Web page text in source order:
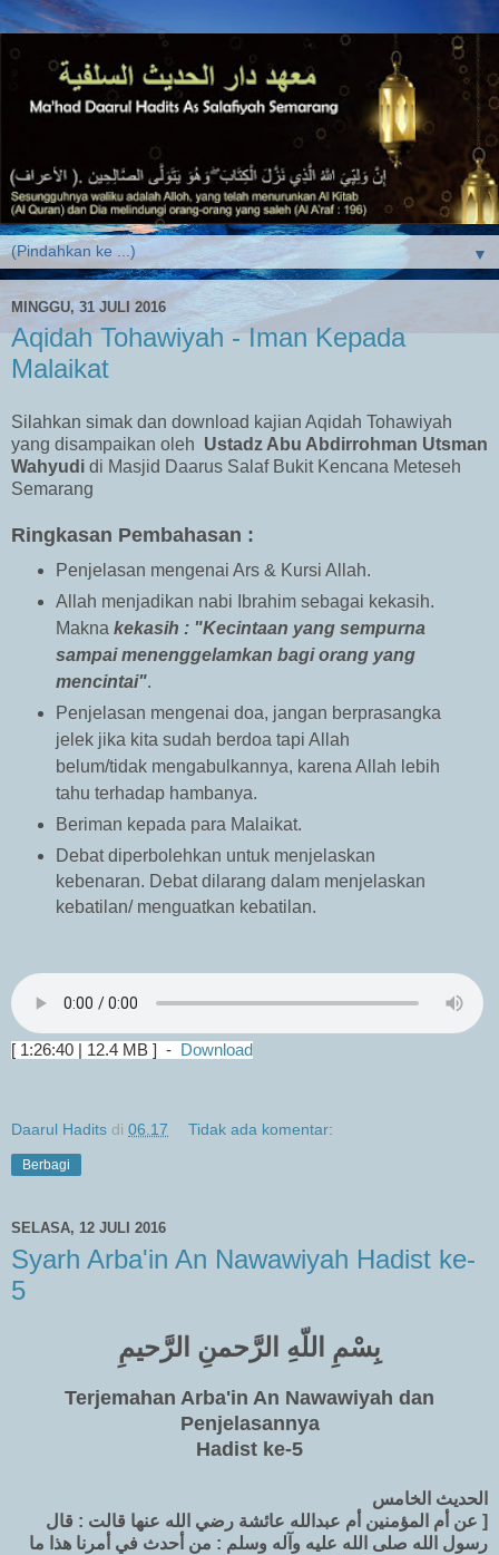
▼
MINGGU, 31 JULI 2016
Aqidah Tohawiyah - Iman Kepada
Malaikat
Silahkan simak dan download kajian Aqidah Tohawiyah
yang disampaikan oleh Ustadz Abu Abdirrohman Utsman
Wahyudi di Masjid Daarus Salaf Bukit Kencana Meteseh
Semarang
Ringkasan Pembahasan :
Penjelasan mengenai Ars & Kursi Allah.
Allah menjadikan nabi Ibrahim sebagai kekasih.
Makna kekasih : "Kecintaan yang sempurna
sampai menenggelamkan bagi orang yang
mencintai".
Penjelasan mengenai doa, jangan berprasangka
jelek jika kita sudah berdoa tapi Allah
belum/tidak mengabulkannya, karena Allah lebih
tahu terhadap hambanya.
Beriman kepada para Malaikat.
Debat diperbolehkan untuk menjelaskan
kebenaran. Debat dilarang dalam menjelaskan
kebatilan/ menguatkan kebatilan.
[ 1:26:40 | 12.4 MB ] - Download
Daarul Hadits di 06.17 Tidak ada komentar:
Berbagi
SELASA, 12 JULI 2016
Syarh Arba'in An Nawawiyah Hadist ke-
5
بِسْمِ اللّهِ الرَّحمنِ الرَّحيمِ
Terjemahan Arba'in An Nawawiyah dan
Penjelasannya
Hadist ke-5
الحديث الخامس
[ عن أم المؤمنين أم عبدالله عائشة رضي الله عنها قالت : قال
رسول الله صلى الله عليه وآله وسلم : من أحدث في أمرنا هذا ما